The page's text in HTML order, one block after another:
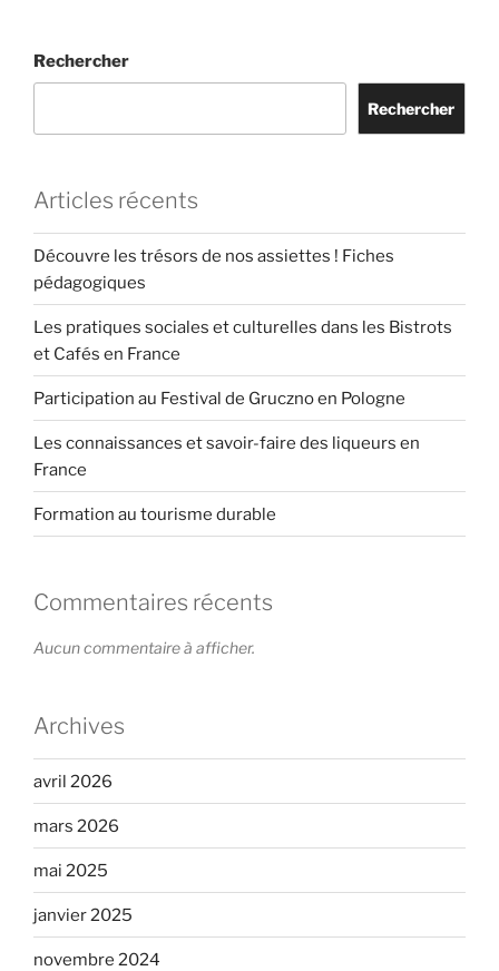
Rechercher
Rechercher
Articles récents
Découvre les trésors de nos assiettes ! Fiches
pédagogiques
Les pratiques sociales et culturelles dans les Bistrots
et Cafés en France
Participation au Festival de Gruczno en Pologne
Les connaissances et savoir-faire des liqueurs en
France
Formation au tourisme durable
Commentaires récents
Aucun commentaire à afficher.
Archives
avril 2026
mars 2026
mai 2025
janvier 2025
novembre 2024